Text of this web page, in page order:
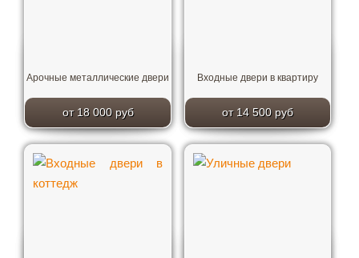
Арочные металлические двери
от 18 000 руб
Входные двери в квартиру
от 14 500 руб